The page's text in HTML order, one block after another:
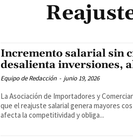
Incremento salarial sin
desalienta inversiones,
Equipo de Redacción - junio 19, 2026
La Asociación de Importadores y
que el reajuste salarial genera mayores
afecta la competitividad y obliga...